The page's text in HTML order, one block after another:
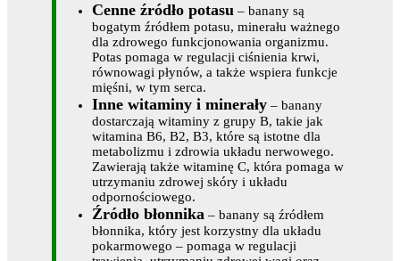
Cenne źródło potasu – banany są
bogatym źródłem potasu, minerału ważnego
dla zdrowego funkcjonowania organizmu.
Potas pomaga w regulacji ciśnienia krwi,
równowagi płynów, a także wspiera funkcje
mięśni, w tym serca.
Inne witaminy i minerały – banany
dostarczają witaminy z grupy B, takie jak
witamina B6, B2, B3, które są istotne dla
metabolizmu i zdrowia układu nerwowego.
Zawierają także witaminę C, która pomaga w
utrzymaniu zdrowej skóry i układu
odpornościowego.
Źródło błonnika – banany są źródłem
błonnika, który jest korzystny dla układu
pokarmowego – pomaga w regulacji